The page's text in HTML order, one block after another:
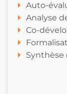
Auto-
Analyse
Co-
Synthèse